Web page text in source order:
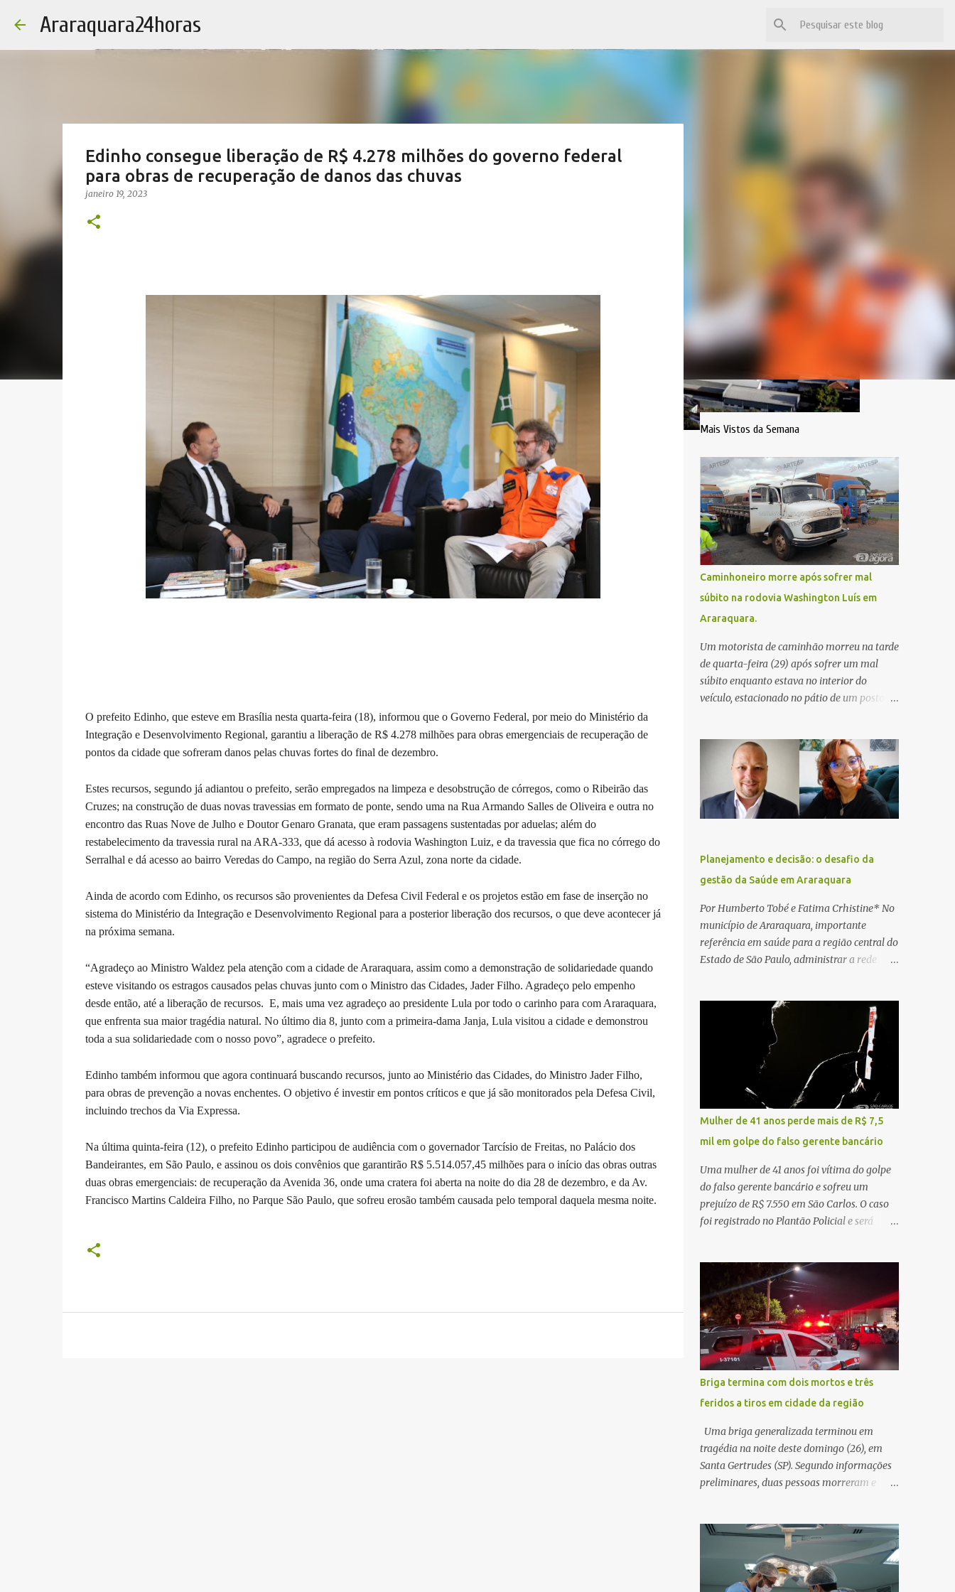
Araraquara24horas
Edinho consegue liberação de R$ 4.278 milhões do governo federal
para obras de recuperação de danos das chuvas
janeiro 19, 2023
O prefeito Edinho, que esteve em Brasília nesta quarta-feira (18), informou que o Governo Federal, por meio do Ministério da
Integração e Desenvolvimento Regional, garantiu a liberação de R$ 4.278 milhões para obras emergenciais de recuperação de
pontos da cidade que sofreram danos pelas chuvas fortes do final de dezembro.
Estes recursos, segundo já adiantou o prefeito, serão empregados na limpeza e desobstrução de córregos, como o Ribeirão das
Cruzes; na construção de duas novas travessias em formato de ponte, sendo uma na Rua Armando Salles de Oliveira e outra no
encontro das Ruas Nove de Julho e Doutor Genaro Granata, que eram passagens sustentadas por aduelas; além do
restabelecimento da travessia rural na ARA-333, que dá acesso à rodovia Washington Luiz, e da travessia que fica no córrego do
Serralhal e dá acesso ao bairro Veredas do Campo, na região do Serra Azul, zona norte da cidade.
Ainda de acordo com Edinho, os recursos são provenientes da Defesa Civil Federal e os projetos estão em fase de inserção no
sistema do Ministério da Integração e Desenvolvimento Regional para a posterior liberação dos recursos, o que deve acontecer já
na próxima semana.
“Agradeço ao Ministro Waldez pela atenção com a cidade de Araraquara, assim como a demonstração de solidariedade quando
esteve visitando os estragos causados pelas chuvas junto com o Ministro das Cidades, Jader Filho. Agradeço pelo empenho
desde então, até a liberação de recursos. E, mais uma vez agradeço ao presidente Lula por todo o carinho para com Araraquara,
que enfrenta sua maior tragédia natural. No último dia 8, junto com a primeira-dama Janja, Lula visitou a cidade e demonstrou
toda a sua solidariedade com o nosso povo”, agradece o prefeito.
Edinho também informou que agora continuará buscando recursos, junto ao Ministério das Cidades, do Ministro Jader Filho,
para obras de prevenção a novas enchentes. O objetivo é investir em pontos críticos e que já são monitorados pela Defesa Civil,
incluindo trechos da Via Expressa.
Na última quinta-feira (12), o prefeito Edinho participou de audiência com o governador Tarcísio de Freitas, no Palácio dos
Bandeirantes, em São Paulo, e assinou os dois convênios que garantirão R$ 5.514.057,45 milhões para o início das obras outras
duas obras emergenciais: de recuperação da Avenida 36, onde uma cratera foi aberta na noite do dia 28 de dezembro, e da Av.
Francisco Martins Caldeira Filho, no Parque São Paulo, que sofreu erosão também causada pelo temporal daquela mesma noite.
Mais Vistos da Semana
Caminhoneiro morre após sofrer mal
súbito na rodovia Washington Luís em
Araraquara.
Um motorista de caminhão morreu na tarde
de quarta-feira (29) após sofrer um mal
súbito enquanto estava no interior do
veículo, estacionado no pátio de um posto de
Araraquara. De acordo com informações da
Artesp, a concessionária foi acionada por
meio do telefone 0800 após relatos de que
havia um condutor inconsciente dentro de
um caminhão. Equipes de resgate foram
encontraram a vítima em parada
cardiorrespiratória. Os socorristas iniciaram
imediatamente as manobras de reanimação
cardiopulmonar (RCP), porém, apesar de
todos os esforços, o motorista não
respondeu aos procedimentos. Às 17h03,
médicos da Unidade de Suporte Avançado
Planejamento e decisão: o desafio da
gestão da Saúde em Araraquara
Por Humberto Tobé e Fatima Crhistine* No
município de Araraquara, importante
referência em saúde para a região central do
Estado de São Paulo, administrar a rede
A cidade concentra hospitais, unidades
especializadas e serviços de média e alta
complexidade que atendem pacientes não
apenas do município, mas também de
diversas cidades do entorno, ampliando
significativamente a responsabilidade da
gestão sobre o Sistema Único de Saúde
(SUS). Nos últimos anos, o Governo Federal
tem ampliado investimentos destinados ao
fortalecimento da atenção básica, da
infraestrutura hospitalar e da
regionalização dos serviços de saúde.
Entretanto, em um cenário de demandas
pública não é apenas investir mais, mas
decidir melhor onde investir para produzir o
maior benefício possível à população. Essa
reflexão encontra respaldo tanto na teoria
da admini...
Mulher de 41 anos perde mais de R$ 7,5
mil em golpe do falso gerente bancário
Uma mulher de 41 anos foi vítima do golpe
do falso gerente bancário e sofreu um
prejuízo de R$ 7.550 em São Carlos. O caso
foi registrado no Plantão Policial e será
ocorrência, a vítima recebeu contato pelo
WhatsApp de um homem que afirmava ser
o novo gerente da conta bancária da
empresa. O suspeito alegou que seria
necessário atualizar o cadastro da conta e
passou a orientar a vítima sobre os
procedimentos que deveriam ser realizados.
Dias depois, o golpista enviou um
documento em PDF simulando uma
comunicação oficial da instituição
financeira. Na sequência, entrou em contato
por telefone e encaminhou um link,
orientando a vítima a acessá-lo pelo
procedimento, a conta bancária ficou
bloqueada por algumas horas. Sem
conseguir acessar o sistema, a vítima tentou
novamente contato com o suposto gerente,
Briga termina com dois mortos e três
feridos a tiros em cidade da região
Uma briga generalizada terminou em
tragédia na noite deste domingo (26), em
Santa Gertrudes (SP). Segundo informações
preliminares, duas pessoas morreram e
adega. O caso aconteceu por volta das
20h40, na região da Avenida João Vitte. De
acordo com as primeiras informações, a
confusão teria começado dentro do